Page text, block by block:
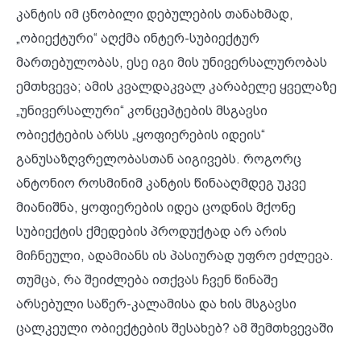
კანტის იმ ცნობილი დებულების თანახმად,
„ობიექტური“ აღქმა ინტერ-სუბიექტურ
მართებულობას, ესე იგი მის უნივერსალურობას
ემთხვევა; ამის კვალდაკვალ კარაბელე ყველაზე
„უნივერსალური“ კონცეპტების მსგავსი
ობიექტების არსს „ყოფიერების იდეის“
განუსაზღვრელობასთან აიგივებს. როგორც
ანტონიო როსმინიმ კანტის წინააღმდეგ უკვე
მიანიშნა, ყოფიერების იდეა ცოდნის მქონე
სუბიექტის ქმედების პროდუქტად არ არის
მიჩნეული, ადამიანს ის პასიურად უფრო ეძლევა.
თუმცა, რა შეიძლება ითქვას ჩვენ წინაშე
არსებული საწერ-კალამისა და ხის მსგავსი
ცალკეული ობიექტების შესახებ? ამ შემთხვევაში